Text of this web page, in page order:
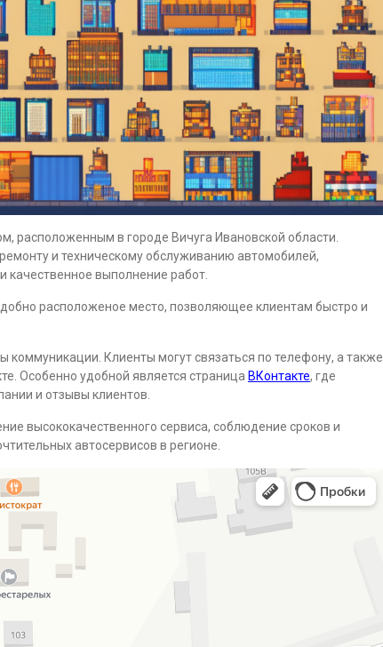
расположенным в городе Вичуга Ивановской области.
и техническому обслуживанию автомобилей,
качественное выполнение работ.
расположеное место, позволяющее клиентам быстро и
Клиенты могут связаться по телефону, а также
Особенно удобной является страница ВКонтакте, где
и отзывы клиентов.
высококачественного сервиса, соблюдение сроков и
автосервисов в регионе.